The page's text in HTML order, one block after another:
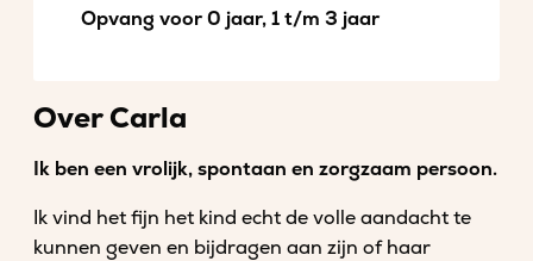
Opvang voor 0 jaar, 1 t/m 3 jaar
Over Carla
Ik ben een vrolijk, spontaan en zorgzaam persoon.
Ik vind het fijn het kind echt de volle aandacht te
kunnen geven en bijdragen aan zijn of haar